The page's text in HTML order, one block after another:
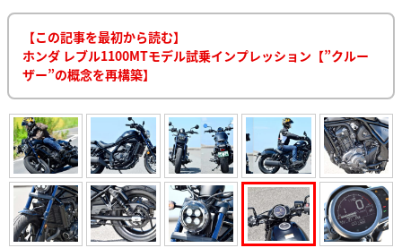
【この記事を最初から読む】
ホンダ レブル1100MTモデル試乗インプレッション【”クルー
ザー”の概念を再構築】